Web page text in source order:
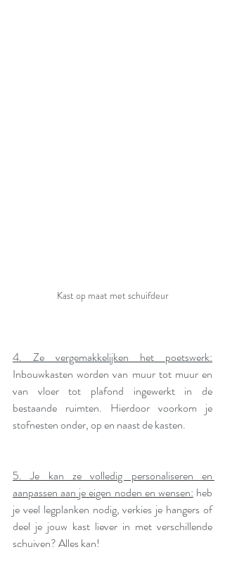
Kast op maat met schuifdeur
4. Ze vergemakkelijken het poetswerk:
Inbouwkasten worden van muur tot muur en
van vloer tot plafond ingewerkt in de
bestaande ruimten. Hierdoor voorkom je
stofnesten onder, op en naast de kasten.
5. Je kan ze volledig personaliseren en
aanpassen aan je eigen noden en wensen: heb
je veel legplanken nodig, verkies je hangers of
deel je jouw kast liever in met verschillende
schuiven? Alles kan!